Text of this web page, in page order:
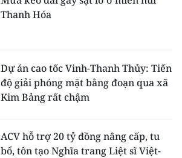
Thanh Hóa
Dự án cao tốc Vinh-Thanh Thủy: Tiến
độ giải phóng mặt bằng đoạn qua xã
Kim Bảng rất chậm
ACV hỗ trợ 20 tỷ đồng nâng cấp, tu
bổ, tôn tạo Nghĩa trang Liệt sĩ Việt-